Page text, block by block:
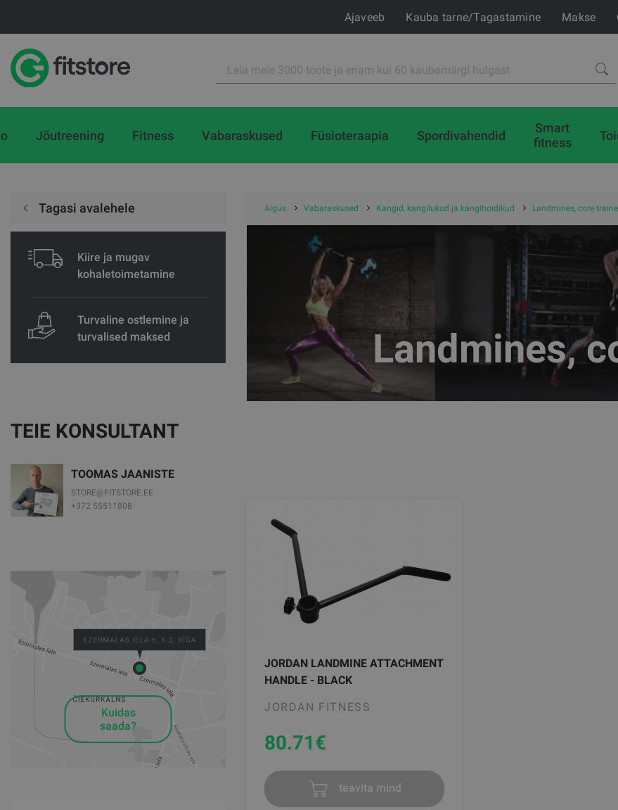
Ajaveeb Kauba tarne/Tagastamine Makse
Jõutreening Fitness Vabaraskused Füsioteraapia Spordivahendid
Smart
fitness
Tagasi avalehele
Kiire ja mugav
kohaletoimetamine
Turvaline ostlemine ja
turvalised maksed
TEIE KONSULTANT
TOOMAS JAANISTE
STORE@FITSTORE.EE
+372 55511808
Kuidas
saada?
Algus Vabaraskused Kangid, kangilukud ja kangihoidikud Landmines, core
Landmines,
JORDAN LANDMINE ATTACHMENT
HANDLE - BLACK
JORDAN FITNESS
80.71€
teavita mind